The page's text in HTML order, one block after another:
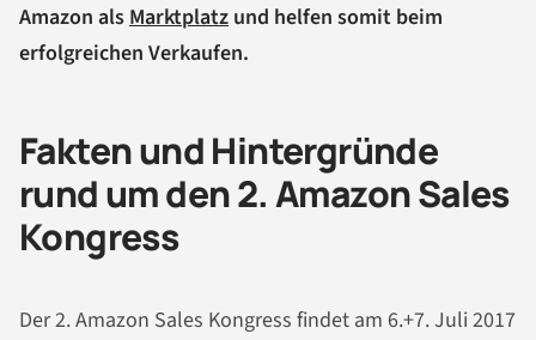
Amazon als Marktplatz und helfen somit beim
erfolgreichen Verkaufen.
Fakten und Hintergründe
rund um den 2. Amazon Sales
Kongress
Der 2. Amazon Sales Kongress findet am 6.+7. Juli 2017